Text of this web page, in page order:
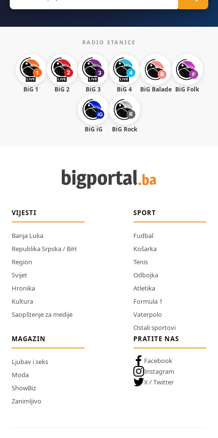
RADIO STANICE
BiG 1 BiG 2 BiG 3 BiG 4 BiG Balade BiG Folk
BiG iG BiG Rock
VIJESTI
Banja Luka
Republika Srpska / BiH
Region
Svijet
Hronika
Kultura
Saopštenje za medije
SPORT
Fudbal
Košarka
Tenis
Odbojka
Atletika
Formula 1
Vaterpolo
Ostali sportovi
MAGAZIN
Ljubav i seks
Moda
ShowBiz
Zanimljivo
PRATITE NAS
Facebook
Instagram
X / Twitter